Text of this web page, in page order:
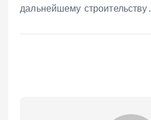
дальнейшему строительству․